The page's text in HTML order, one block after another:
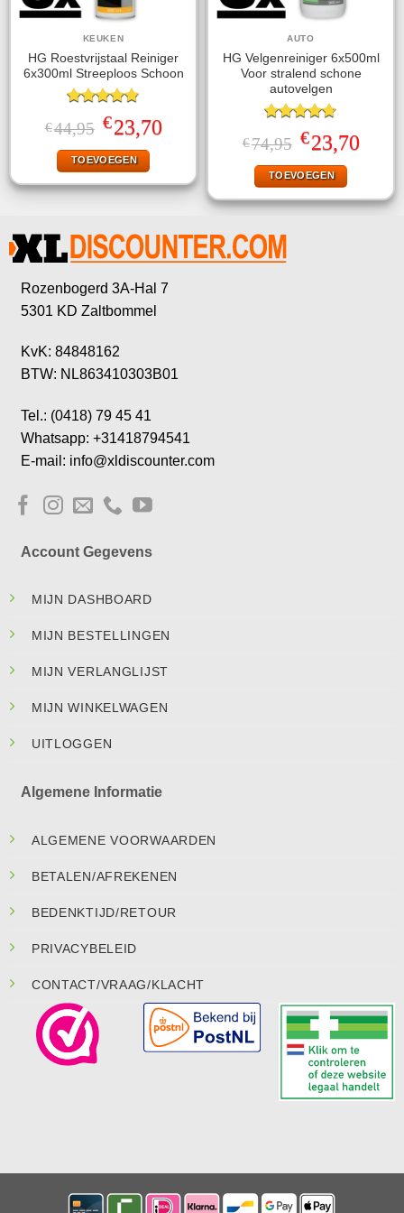
KEUKEN
HG Roestvrijstaal Reiniger
6x300ml Streeploos Schoon
Gewaardeerd
4.83uit 5
€44,95 Oorspronkelijke
prijs
was:
€44,95.
€23,70Huidige
prijs
TOEVOEGEN
AUTO
HG Velgenreiniger 6x500ml
Voor stralend schone
autovelgen
Gewaardeerd
4.67uit 5
€74,95 Oorspronkelijke
prijs
was:
€74,95.
€23,70Huidige
prijs
TOEVOEGEN
Rozenbogerd 3A-Hal 7
5301 KD Zaltbommel
KvK: 84848162
BTW: NL863410303B01
Tel.: (0418) 79 45 41
Whatsapp: +31418794541
E-mail: info@xldiscounter.com
Account Gegevens
MIJN DASHBOARD
MIJN BESTELLINGEN
MIJN VERLANGLIJST
MIJN WINKELWAGEN
UITLOGGEN
Algemene Informatie
ALGEMENE VOORWAARDEN
BETALEN/AFREKENEN
BEDENKTIJD/RETOUR
PRIVACYBELEID
CONTACT/VRAAG/KLACHT